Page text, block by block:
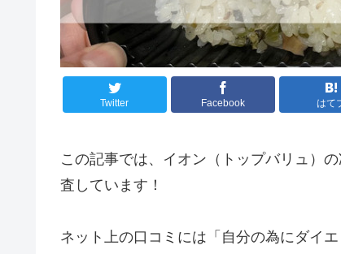
Twitter Facebook はて
この記事では、イオン（トップバリュ）
査しています！
ネット上の口コミには「自分の為にダイ